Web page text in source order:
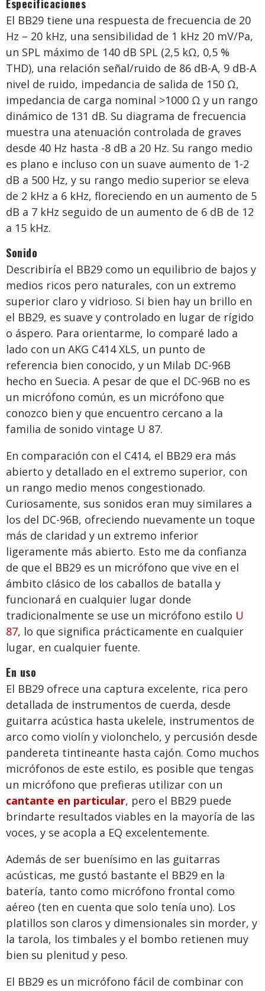
Especificaciones
El BB29 tiene una respuesta de frecuencia de 20
Hz – 20 kHz, una sensibilidad de 1 kHz 20 mV/Pa,
un SPL máximo de 140 dB SPL (2,5 kΩ, 0,5 %
THD), una relación señal/ruido de 86 dB-A, 9 dB-A
nivel de ruido, impedancia de salida de 150 Ω,
impedancia de carga nominal >1000 Ω y un rango
dinámico de 131 dB. Su diagrama de frecuencia
muestra una atenuación controlada de graves
desde 40 Hz hasta -8 dB a 20 Hz. Su rango medio
es plano e incluso con un suave aumento de 1-2
dB a 500 Hz, y su rango medio superior se eleva
de 2 kHz a 6 kHz, floreciendo en un aumento de 5
dB a 7 kHz seguido de un aumento de 6 dB de 12
a 15 kHz.
Sonido
Describiría el BB29 como un equilibrio de bajos y
medios ricos pero naturales, con un extremo
superior claro y vidrioso. Si bien hay un brillo en
el BB29, es suave y controlado en lugar de rígido
o áspero. Para orientarme, lo comparé lado a
lado con un AKG C414 XLS, un punto de
referencia bien conocido, y un Milab DC-96B
hecho en Suecia. A pesar de que el DC-96B no es
un micrófono común, es un micrófono que
conozco bien y que encuentro cercano a la
familia de sonido vintage U 87.
En comparación con el C414, el BB29 era más
abierto y detallado en el extremo superior, con
un rango medio menos congestionado.
Curiosamente, sus sonidos eran muy similares a
los del DC-96B, ofreciendo nuevamente un toque
más de claridad y un extremo inferior
ligeramente más abierto. Esto me da confianza
de que el BB29 es un micrófono que vive en el
ámbito clásico de los caballos de batalla y
funcionará en cualquier lugar donde
tradicionalmente se use un micrófono estilo U
87, lo que significa prácticamente en cualquier
lugar, en cualquier fuente.
En uso
El BB29 ofrece una captura excelente, rica pero
detallada de instrumentos de cuerda, desde
guitarra acústica hasta ukelele, instrumentos de
arco como violín y violonchelo, y percusión desde
pandereta tintineante hasta cajón. Como muchos
micrófonos de este estilo, es posible que tengas
un micrófono que prefieras utilizar con un
cantante en particular, pero el BB29 puede
brindarte resultados viables en la mayoría de las
voces, y se acopla a EQ excelentemente.
Además de ser buenísimo en las guitarras
acústicas, me gustó bastante el BB29 en la
batería, tanto como micrófono frontal como
aéreo (ten en cuenta que solo tenía uno). Los
platillos son claros y dimensionales sin morder, y
la tarola, los timbales y el bombo retienen muy
bien su plenitud y peso.
El BB29 es un micrófono fácil de combinar con